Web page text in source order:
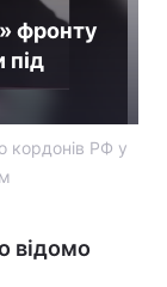
фронту
під
кордонів РФ у
відомо